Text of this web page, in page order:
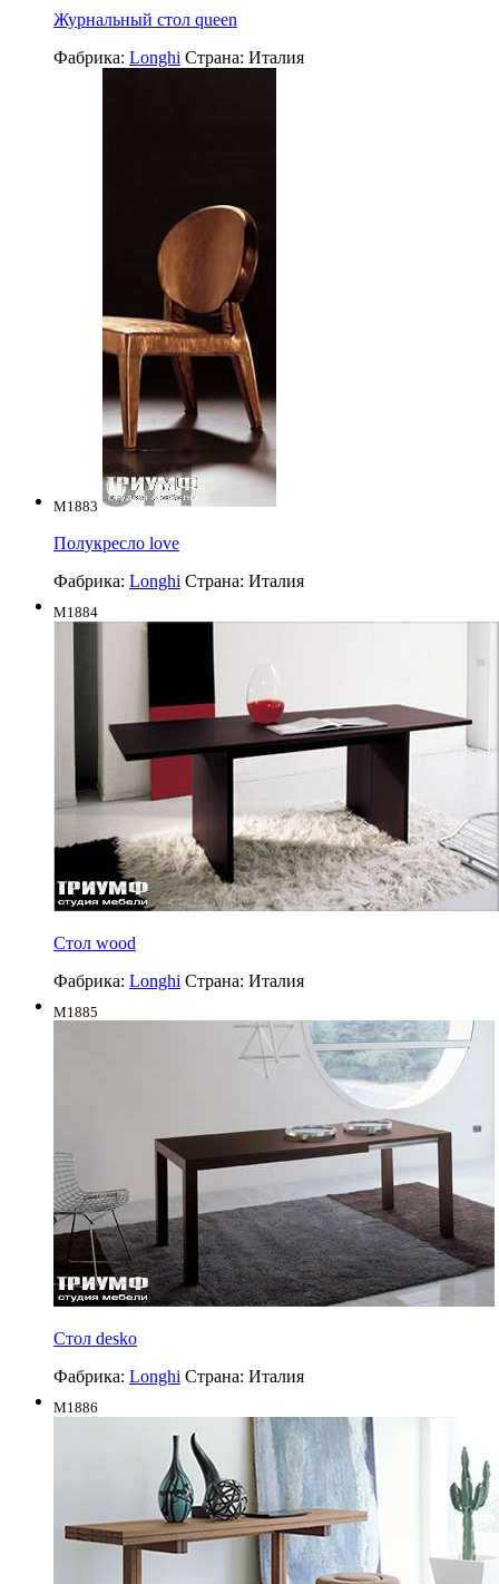
Журнальный стол queen
Фабрика: Longhi Страна: Италия
M1883
Полукресло love
Фабрика: Longhi Страна: Италия
M1884
Стол wood
Фабрика: Longhi Страна: Италия
M1885
Стол desko
Фабрика: Longhi Страна: Италия
M1886